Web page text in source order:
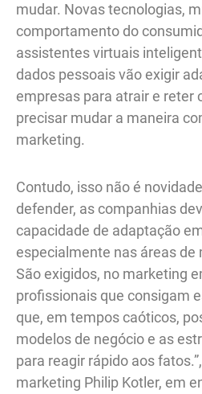
mudar. Novas tecnologias,
comportamento do
assistentes virtuais
dados pessoais vão exigir
empresas para atrair e reter
precisar mudar a maneira
marketing.
Contudo, isso não é
defender, as companhias
capacidade de adaptação
especialmente nas áreas de
São exigidos, no marketing
profissionais que consigam
que, em tempos caóticos,
modelos de negócio e as
para reagir rápido aos
marketing Philip Kotler, em